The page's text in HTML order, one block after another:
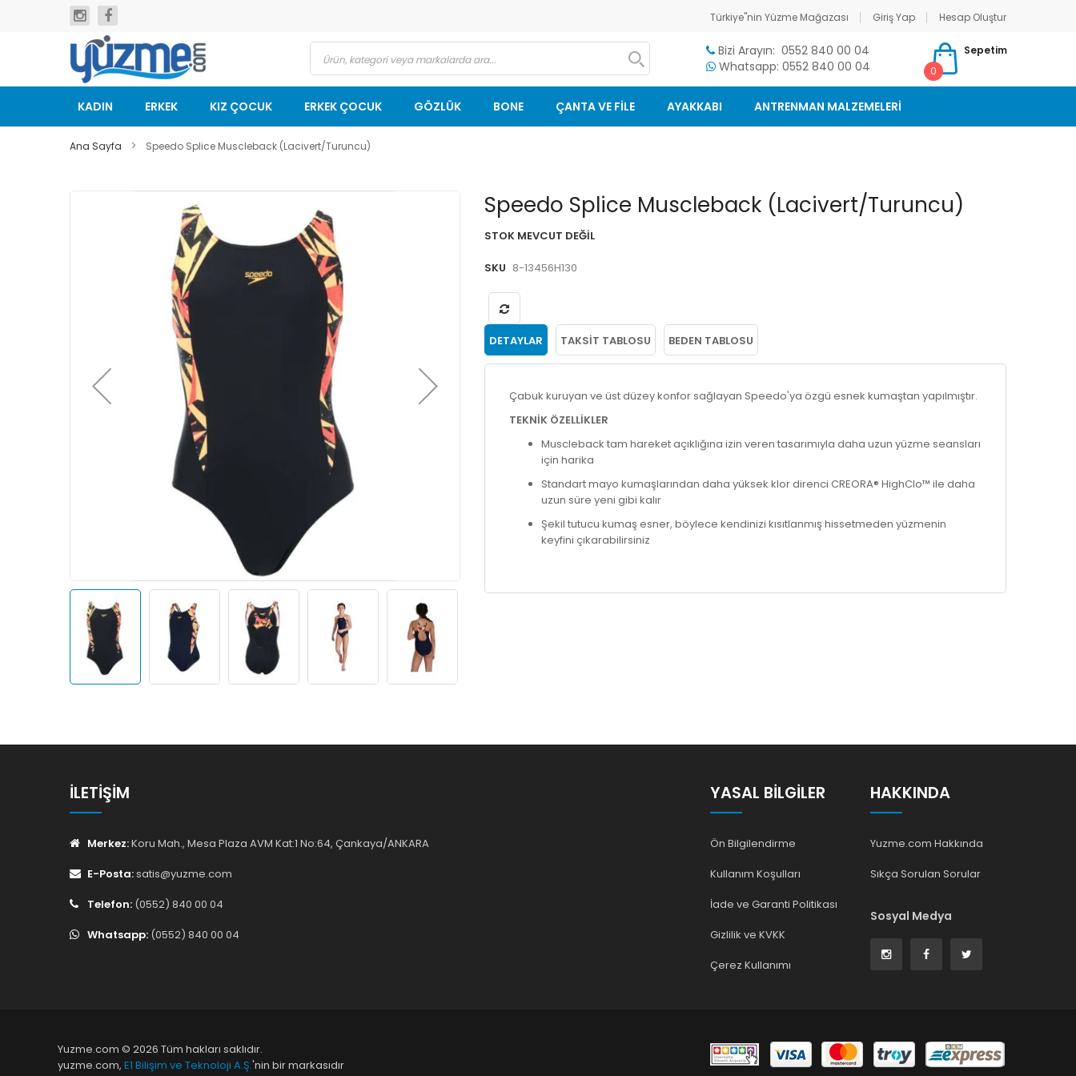
Türkiye"nin Yüzme Mağazası Giriş Yap
Hesap Oluştur
geç
Bizi Arayın: 0552 840 00 04
Whatsapp: 0552 840 00 04
Sepetim
0
KADIN ERKEK KIZ ÇOCUK ERKEK ÇOCUK GÖZLÜK BONE ÇANTA VE FİLE AYAKKABI ANTRENMAN MALZEMELERİ
Ana Sayfa Speedo Splice Muscleback (Lacivert/Turuncu)
Speedo Splice Muscleback (Lacivert/Turuncu)
STOK MEVCUT DEĞIL
SKU 8-13456H130
DETAYLAR TAKSIT TABLOSU BEDEN TABLOSU
Çabuk kuruyan ve üst düzey konfor sağlayan Speedo'ya özgü esnek kumaştan yapılmıştır.
TEKNİK ÖZELLİKLER
Muscleback tam hareket açıklığına izin veren tasarımıyla daha uzun yüzme seansları
için harika
Standart mayo kumaşlarından daha yüksek klor direnci CREORA® HighClo™ ile daha
uzun süre yeni gibi kalır
Şekil tutucu kumaş esner, böylece kendinizi kısıtlanmış hissetmeden yüzmenin
keyfini çıkarabilirsiniz
Resim
galerisinin
başlangıcına
İLETIŞIM
Merkez:Koru Mah., Mesa Plaza AVM Kat:1 No:64, Çankaya/ANKARA
E-Posta:satis@yuzme.com
Telefon: (0552) 840 00 04
Whatsapp: (0552) 840 00 04
YASAL BILGILER
Ön Bilgilendirme
Kullanım Koşulları
İade ve Garanti Politikası
Gizlilik ve KVKK
Çerez Kullanımı
HAKKINDA
Yuzme.com Hakkında
Sıkça Sorulan Sorular
Sosyal Medya
Yuzme.com © 2026 Tüm hakları saklıdır.
yuzme.com, E1 Bilişim ve Teknoloji A.Ş.'nin bir markasıdır